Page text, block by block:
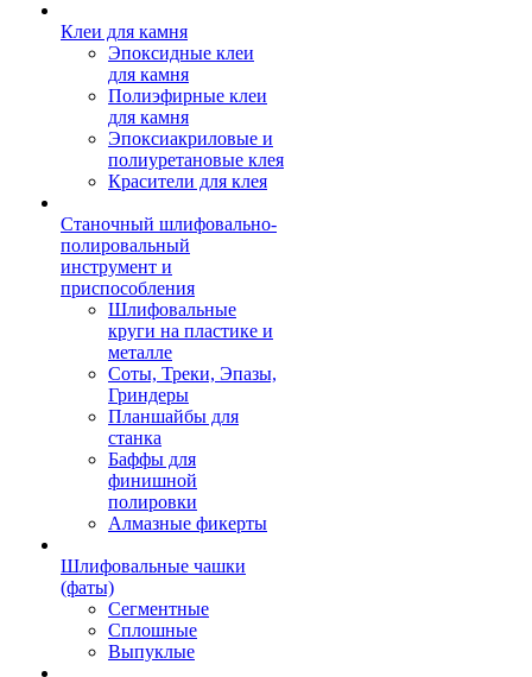
Клеи для камня
Эпоксидные клеи
для камня
Полиэфирные клеи
для камня
Эпоксиакриловые и
полиуретановые клея
Красители для клея
Станочный шлифовально-
полировальный
инструмент и
приспособления
Шлифовальные
круги на пластике и
металле
Соты, Треки, Эпазы,
Гриндеры
Планшайбы для
станка
Баффы для
финишной
полировки
Алмазные фикерты
Шлифовальные чашки
(фаты)
Сегментные
Сплошные
Выпуклые